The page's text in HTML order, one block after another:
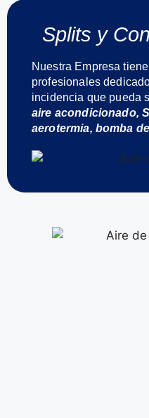
Splits y
Nuestra Empresa
profesionales
incidencia que pueda
aire acondicionado,
aerotermia, bomba